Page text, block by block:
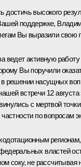
достичь высокого
поддержке,
Вы выразили свою
ведет активную
Вы поручили
решении насущных
встречи 12 августа
с мертвой
по вопросам
властей
соку, не рассчитывая